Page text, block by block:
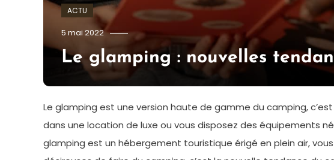
ACTU
5 mai 2022 admin
Le glamping : nouvelles
Le glamping est une version haute de gamme du camping,
dans une location de luxe ou vous disposez des équipements
glamping est un hébergement touristique érigé en plein air,